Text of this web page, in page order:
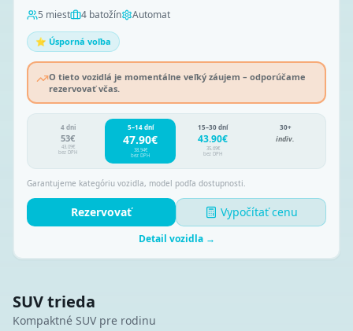
5 miest 4 batožín Automat
⭐ Úsporná voľba
O tieto vozidlá je momentálne veľký záujem – odporúčame
rezervovať včas.
4 dni
53€
43.09€
bez DPH
5–14 dní
47.90€
38.94€
bez DPH
15–30 dní
43.90€
35.69€
bez DPH
30+
indiv.
Garantujeme kategóriu vozidla, model podľa dostupnosti.
Rezervovať Vypočítať cenu
Detail vozidla →
SUV trieda
Kompaktné SUV pre rodinu